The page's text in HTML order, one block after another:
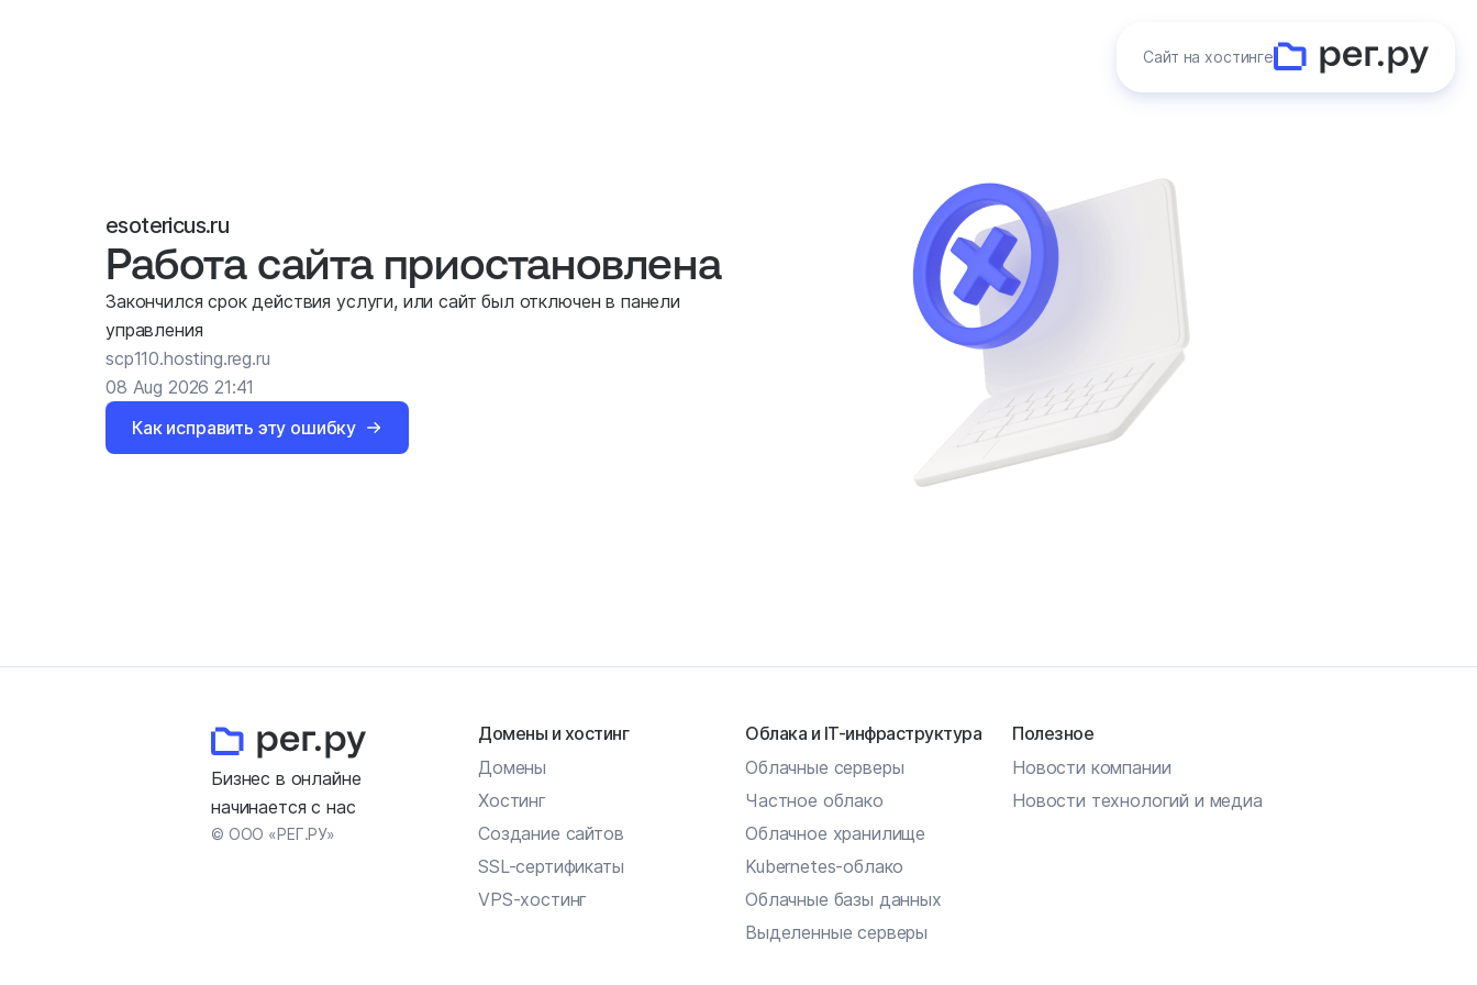
Сайт на хостинге
esotericus.ru
Работа сайта приостановлена
Закончился срок действия услуги, или сайт был отключен в панели
управления
scp110.hosting.reg.ru
08 Aug 2026 21:41
Как исправить эту ошибку
Бизнес в онлайне
начинается с нас
© ООО «РЕГ.РУ»
Домены и хостинг
Домены
Хостинг
Создание сайтов
SSL-сертификаты
VPS-хостинг
Облака и IT-инфраструктура
Облачные серверы
Частное облако
Облачное хранилище
Kubernetes-облако
Облачные базы данных
Выделенные серверы
Полезное
Новости компании
Новости технологий и медиа